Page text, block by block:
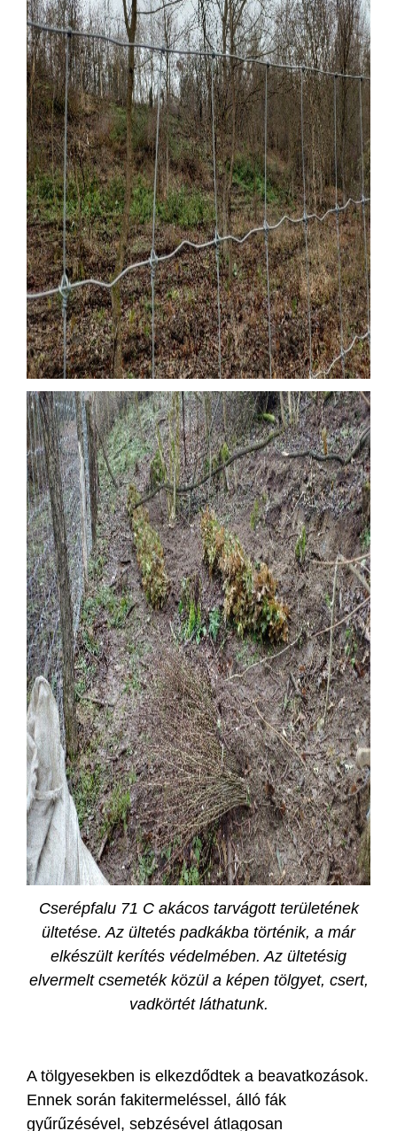
Cserépfalu 71 C akácos tarvágott területének
ültetése. Az ültetés padkákba történik, a már
elkészült kerítés védelmében. Az ültetésig
elvermelt csemeték közül a képen tölgyet, csert,
vadkörtét láthatunk.
A tölgyesekben is elkezdődtek a beavatkozások.
Ennek során fakitermeléssel, álló fák
gyűrűzésével, sebzésével átlagosan